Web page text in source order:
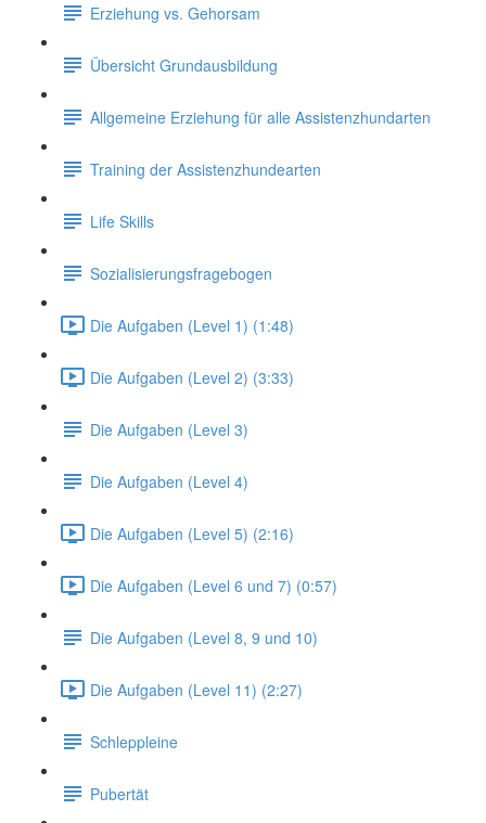
Erziehung vs. Gehorsam
Übersicht Grundausbildung
Allgemeine Erziehung für alle Assistenzhundarten
Training der Assistenzhundearten
Life Skills
Sozialisierungsfragebogen
Die Aufgaben (Level 1) (1:48)
Die Aufgaben (Level 2) (3:33)
Die Aufgaben (Level 3)
Die Aufgaben (Level 4)
Die Aufgaben (Level 5) (2:16)
Die Aufgaben (Level 6 und 7) (0:57)
Die Aufgaben (Level 8, 9 und 10)
Die Aufgaben (Level 11) (2:27)
Schleppleine
Pubertät